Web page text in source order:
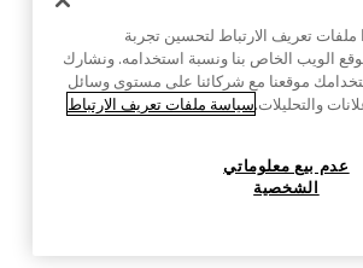
تعريف الارتباط لتحسين تجربة
الويب الخاص بنا ونسبة استخدامه. ونشارك
موقعنا مع شركائنا على مستوى وسائل
والتحليلات.سياسة ملفات تعريف الارتباط
عدم بيع معلوماتي
الشخصية